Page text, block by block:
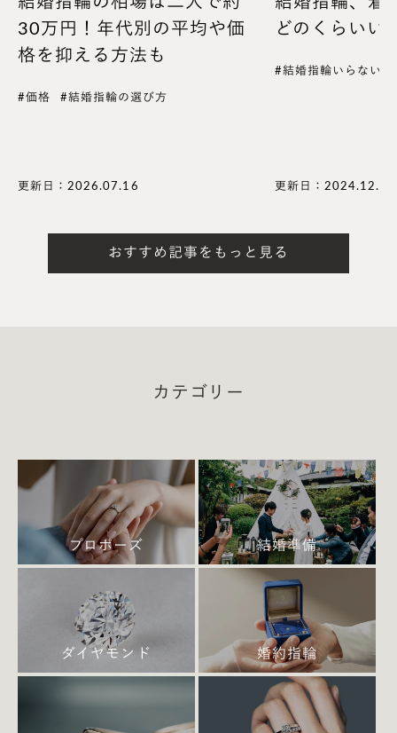
3.0mm幅の結婚指輪はまろやかな印象。優しさに加
え、よりエレガントさが感じられます。
装着感は2.5mmとほとんど変わらず軽やかですが、
幅がしっかりあるので耐久性や安定感が高く、日常
生活でもより安心して身に着けることができます。
2.5mm幅と並ぶ、女性用結婚指輪の王道サイズで
■【結婚指輪3.5mm幅】の特徴と注意点
30万円！年代別の平均や価
格を抑える方法も
#価格 #結婚指輪の選び方
更新日：2026.07.16
どのくらいい
#結婚指輪いらない
更新日：2024.12.04
おすすめ記事をもっと見る
カテゴリー
プロポーズ 結婚準備
ダイヤモンド 婚約指輪